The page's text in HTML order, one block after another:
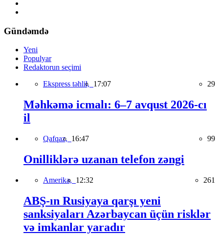
Gündəmdə
Yeni
Populyar
Redaktorun seçimi
Ekspress təhlil, 17:07 29
Məhkəmə icmalı: 6–7 avqust 2026-cı
il
Qafqaz, 16:47 99
Onilliklərə uzanan telefon zəngi
Amerika, 12:32 261
ABŞ-ın Rusiyaya qarşı yeni
sanksiyaları Azərbaycan üçün risklər
və imkanlar yaradır